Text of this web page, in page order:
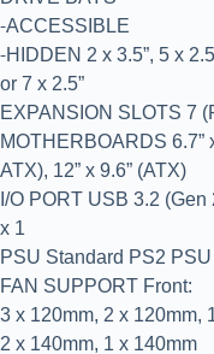
-ACCESSIBLE
-HIDDEN 2 x 3.5”, 5 x
or 7 x 2.5”
EXPANSION SLOTS 7
MOTHERBOARDS 6.7”
ATX), 12” x 9.6” (ATX)
I/O PORT USB 3.2
x 1
PSU Standard PS2
FAN SUPPORT Front:
3 x 120mm, 2 x 120mm,
2 x 140mm, 1 x 140mm